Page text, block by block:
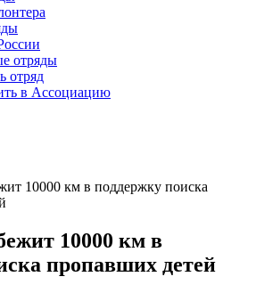
отряды
отряд
в Ассоциацию
10000 км в поддержку поиска
10000 км в
пропавших детей